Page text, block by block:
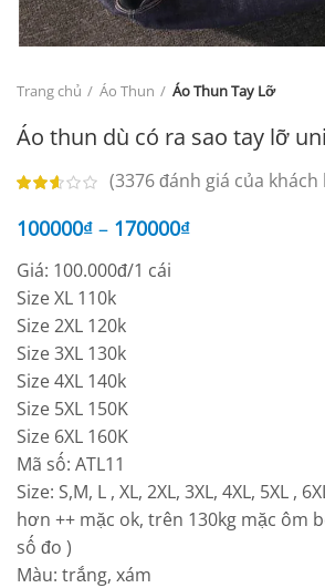
Trang chủ Áo Thun Áo Thun Tay Lỡ
Áo thun dù có ra sao tay lỡ
(3376đánh giá của khách
100000₫ – 170000₫
Giá: 100.000đ/1 cái
Size XL 110k
Size 2XL 120k
Size 3XL 130k
Size 4XL 140k
Size 5XL 150K
Size 6XL 160K
Mã số: ATL11
Size: S,M, L , XL, 2XL, 3XL, 4XL, 5XL ,
hơn ++ mặc ok, trên 130kg mặc ôm
số đo )
Màu: trắng, xám